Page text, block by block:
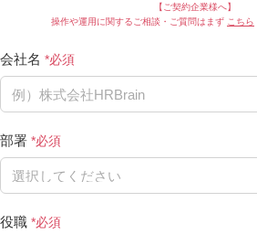
【ご契約企業様へ】
操作や運用に関するご相談・ご質問はまず こちら
会社名
部署
役職